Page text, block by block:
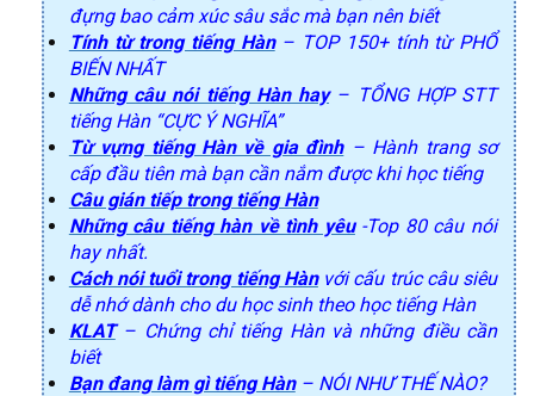
đựng bao cảm xúc sâu sắc mà bạn nên biết
Tính từ trong tiếng Hàn– TOP 150+ tính từ PHỔ
BIẾN NHẤT
Những câu nói tiếng Hàn hay– TỔNG HỢP STT
tiếng Hàn “CỰC Ý NGHĨA”
Từ vựng tiếng Hàn về gia đình– Hành trang sơ
cấp đầu tiên mà bạn cần nắm được khi học tiếng
Câu gián tiếp trong tiếng Hàn
Những câu tiếng hàn về tình yêu-Top 80 câu nói
hay nhất.
Cách nói tuổi trong tiếng Hànvới cấu trúc câu siêu
dễ nhớ dành cho du học sinh theo học tiếng Hàn
KLAT– Chứng chỉ tiếng Hàn và những điều cần
biết
Bạn đang làm gì tiếng Hàn– NÓI NHƯ THẾ NÀO?